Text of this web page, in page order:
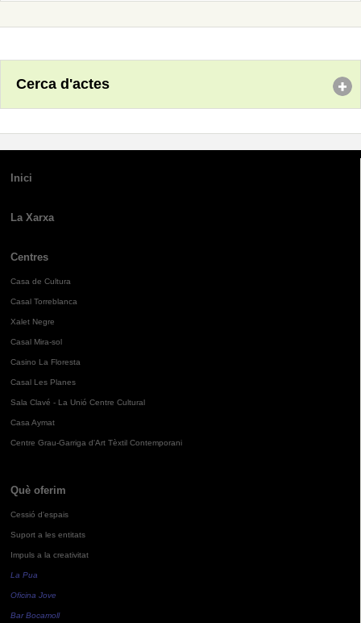
Cerca d'actes
Inici
La Xarxa
Centres
Casa de Cultura
Casal Torreblanca
Xalet Negre
Casal Mira-sol
Casino La Floresta
Casal Les Planes
Sala Clavé - La Unió Centre Cultural
Casa Aymat
Centre Grau-Garriga d'Art Tèxtil Contemporani
Què oferim
Cessió d'espais
Suport a les entitats
Impuls a la creativitat
La Pua
Oficina Jove
Bar Bocamoll